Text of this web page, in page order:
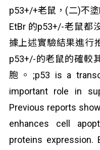
p53+/+老鼠，(二)不
EtBr 的p53+/-老鼠都
據上述實驗結果進行
p53+/-的老鼠的確較
胞。;p53 is a
important role in
Previous reports
enhances cell
proteins expression.